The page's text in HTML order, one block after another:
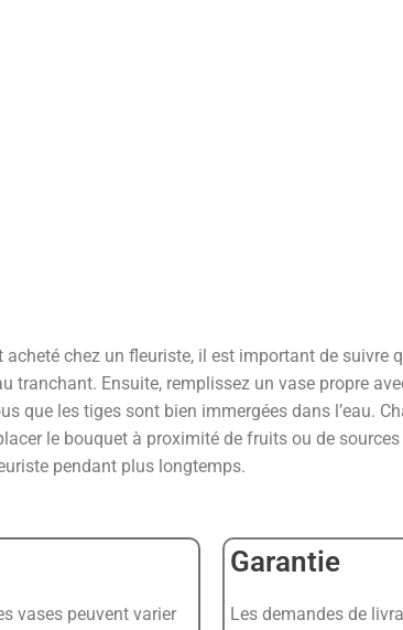
chez un fleuriste, il est important de suivre
tranchant. Ensuite, remplissez un vase propre
que les tiges sont bien immergées dans l’eau.
le bouquet à proximité de fruits ou de
pendant plus longtemps.
vases peuvent varier
Garantie
Les demandes de